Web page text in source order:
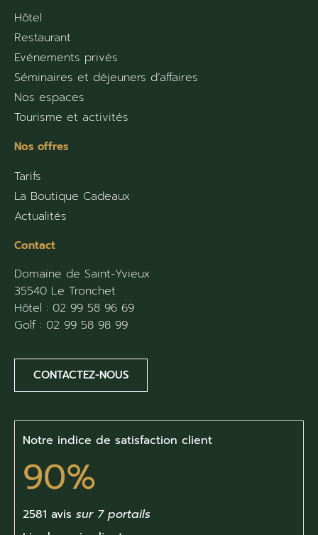
Hôtel
Restaurant
Evénements privés
Séminaires et déjeuners d’affaires
Nos espaces
Tourisme et activités
Nos offres
Tarifs
La Boutique Cadeaux
Actualités
Contact
Domaine de Saint-Yvieux
35540 Le Tronchet
Hôtel : 02 99 58 96 69
Golf : 02 99 58 98 99
CONTACTEZ-NOUS
Notre indice de satisfaction client
90%
2581 avis sur 7 portails